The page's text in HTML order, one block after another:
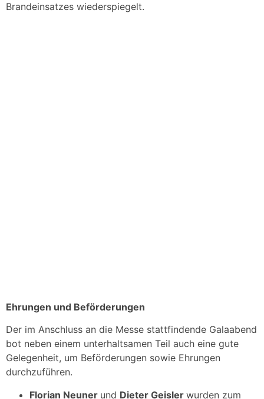
Brandeinsatzes wiederspiegelt.
Ehrungen und Beförderungen
Der im Anschluss an die Messe stattfindende Galaabend
bot neben einem unterhaltsamen Teil auch eine gute
Gelegenheit, um Beförderungen sowie Ehrungen
durchzuführen.
Florian Neuner und Dieter Geisler wurden zum